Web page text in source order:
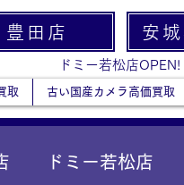
豊田店 安
ドミー若松店OPEN!
取 古い国産カメラ高価買取
ドミー若松店